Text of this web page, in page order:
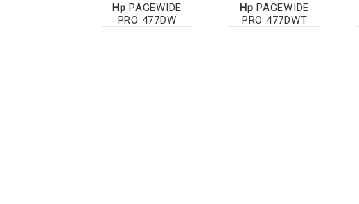
Hp PAGEWIDE
PRO 477DW
Hp PAGEWIDE
PRO 477DWT